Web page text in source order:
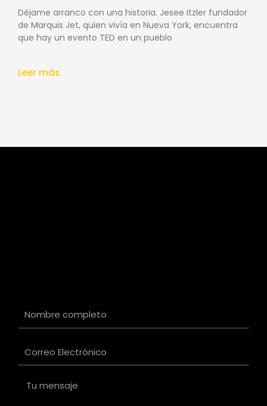
Déjame arranco con una historia. Jesee Itzler fundador
de Marquis Jet, quien vivía en Nueva York, encuentra
que hay un evento TED en un pueblo
Leer más